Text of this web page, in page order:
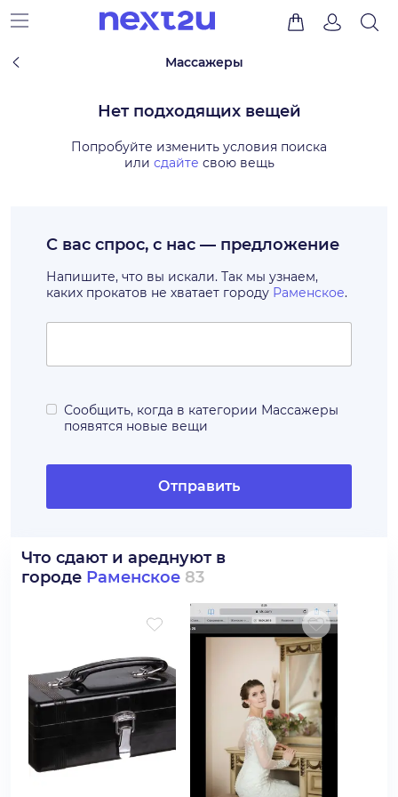
Массажеры
Нет подходящих вещей
Попробуйте изменить условия поиска
или сдайте свою вещь
С вас спрос, с нас — предложение
Напишите, что вы искали. Так мы узнаем,
каких прокатов не хватает городу Раменское.
Сообщить, когда в категории Массажеры
появятся новые вещи
Отправить
Что сдают и ареднуют в
городе Раменское 83